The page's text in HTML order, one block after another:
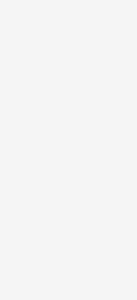
over 8
exclusiecriteria)